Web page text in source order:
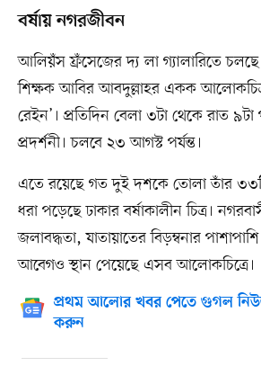
বর্ষায় নগরজীবন
আলিয়ঁস ফ্রঁসেজের দ্য লা গ্যালারিতে
শিক্ষক আবির আবদুল্লাহর একক আলোকচিত্র
রেইন’। প্রতিদিন বেলা ৩টা থেকে রাত ৯টা
প্রদর্শনী। চলবে ২৩ আগস্ট পর্যন্ত।
এতে রয়েছে গত দুই দশকে তোলা তাঁর
ধরা পড়েছে ঢাকার বর্ষাকালীন চিত্র।
জলাবদ্ধতা, যাতায়াতের বিড়ম্বনার
আবেগও স্থান পেয়েছে এসব আলোকচিত্রে।
প্রথম আলোর খবর পেতে গুগল
করুন